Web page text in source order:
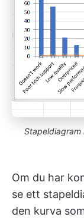
Stapeldiagram
Om du har
se ett
den kurva